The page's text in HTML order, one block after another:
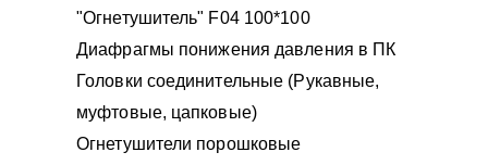
"Огнетушитель" F04 100*100
Диафрагмы понижения давления в ПК
Головки соединительные (Рукавные,
муфтовые, цапковые)
Огнетушители порошковые